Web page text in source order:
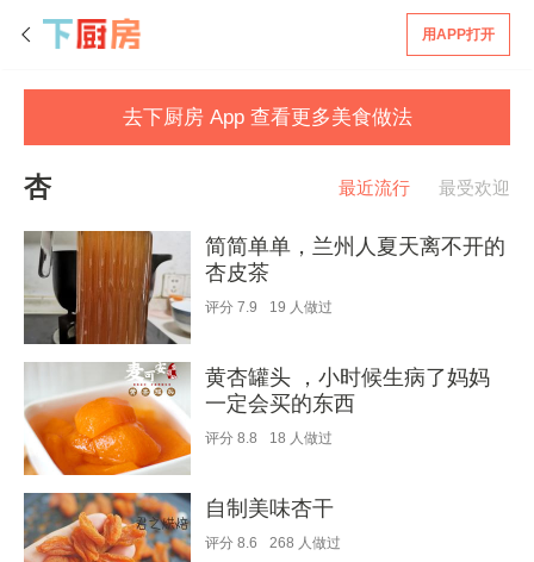
用APP打开
去下厨房 App 查看更多美食做法
杏 最近流行 最受欢迎
简简单单，兰州人夏天离不开的
杏皮茶
评分 7.9 19 人做过
黄杏罐头 ，小时候生病了妈妈
一定会买的东西
评分 8.8 18 人做过
自制美味杏干
评分 8.6 268 人做过